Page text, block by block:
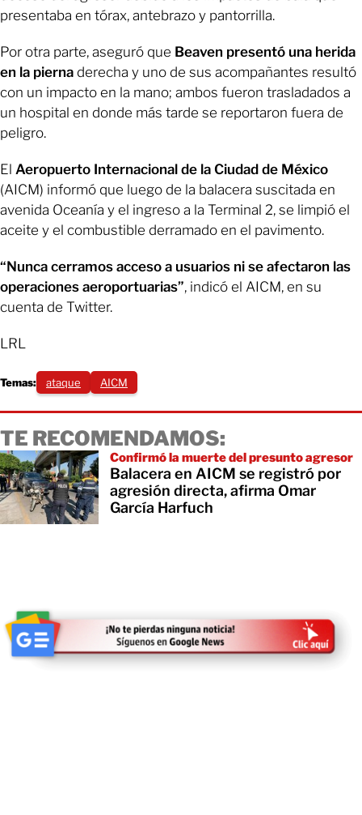
presentaba en tórax, antebrazo y pantorrilla.
Por otra parte, aseguró que Beaven presentó una herida
en la pierna derecha y uno de sus acompañantes resultó
con un impacto en la mano; ambos fueron trasladados a
un hospital en donde más tarde se reportaron fuera de
peligro.
El Aeropuerto Internacional de la Ciudad de México
(AICM) informó que luego de la balacera suscitada en
avenida Oceanía y el ingreso a la Terminal 2, se limpió el
aceite y el combustible derramado en el pavimento.
“Nunca cerramos acceso a usuarios ni se afectaron las
operaciones aeroportuarias”, indicó el AICM, en su
cuenta de Twitter.
LRL
Temas: ataque AICM
TE RECOMENDAMOS:
Confirmó la muerte del presunto agresor
Balacera en AICM se registró por
agresión directa, afirma Omar
García Harfuch